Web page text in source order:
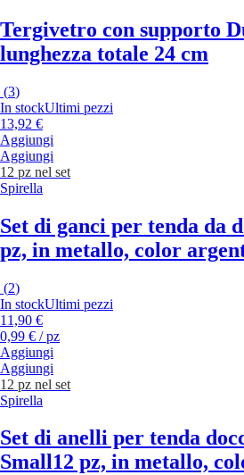
Tergivetro con supporto
lunghezza totale 24 cm
(3)
In stockUltimi pezzi
13,92 €
Aggiungi
Aggiungi
12 pz nel set
Spirella
Set di ganci per tenda da
pz, in metallo, color
(2)
In stockUltimi pezzi
11,90 €
0,99 € / pz
Aggiungi
Aggiungi
12 pz nel set
Spirella
Set di anelli per tenda
Small12 pz, in metallo,